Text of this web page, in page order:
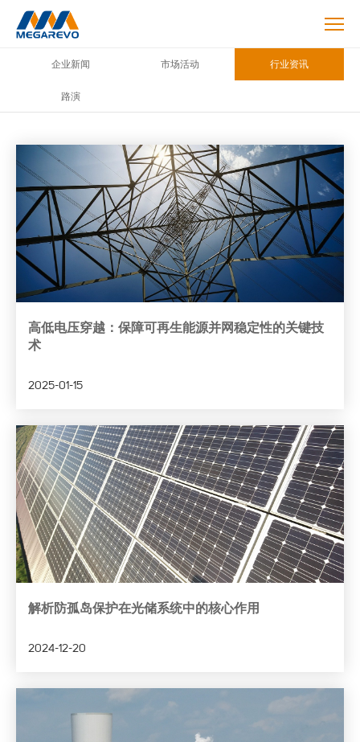
企业新闻 市场活动 行业资讯
路演
高低电压穿越：保障可再生能源并网稳定性的关键技
术
2025-01-15
解析防孤岛保护在光储系统中的核心作用
2024-12-20